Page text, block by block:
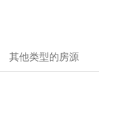
其他类型的房源